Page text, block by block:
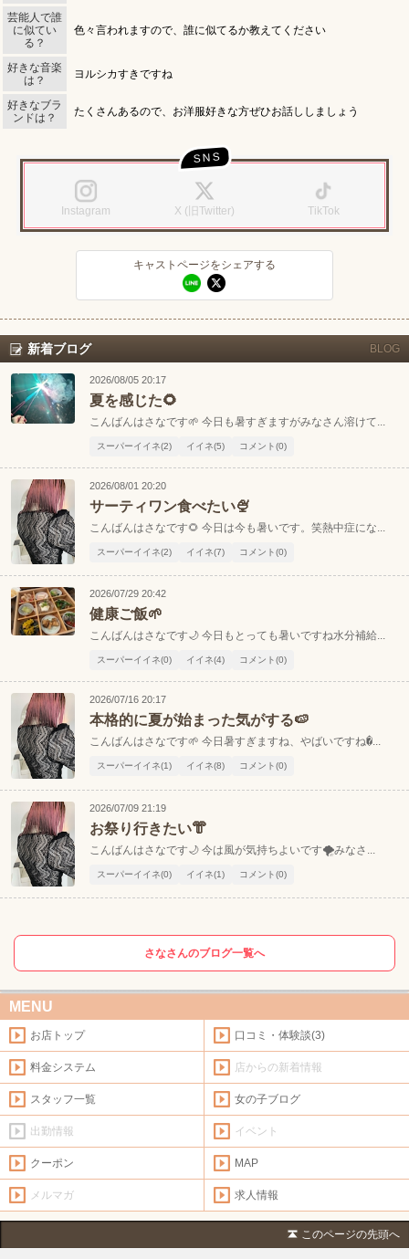
芸能人で誰
に似てい
る？
色々言われますので、誰に似てるか教えてください
好きな音楽
は？
ヨルシカすきですね
好きなブラ
ンドは？
たくさんあるので、お洋服好きな方ぜひお話ししましょう
Instagram X (旧Twitter) TikTok
キャストページをシェアする
新着ブログ BLOG
2026/08/05 20:17
夏を感じた🌻
こんばんはさなです🌱 今日も暑すぎますがみなさん溶けて...
スーパーイイネ(2) イイネ(5) コメント(0)
2026/08/01 20:20
サーティワン食べたい🍨
こんばんはさなです🌻 今日は今も暑いです。笑熱中症にな...
スーパーイイネ(2) イイネ(7) コメント(0)
2026/07/29 20:42
健康ご飯🌱
こんばんはさなです🌙 今日もとっても暑いですね水分補給...
スーパーイイネ(0) イイネ(4) コメント(0)
2026/07/16 20:17
本格的に夏が始まった気がする🍉
こんばんはさなです🌱 今日暑すぎますね、やばいですね�...
スーパーイイネ(1) イイネ(8) コメント(0)
2026/07/09 21:19
お祭り行きたい👘
こんばんはさなです🌙 今は風が気持ちよいです🌪️みなさ...
スーパーイイネ(0) イイネ(1) コメント(0)
さなさんのブログ一覧へ
MENU
お店トップ 口コミ・体験談(3)
料金システム 店からの新着情報
スタッフ一覧 女の子ブログ
出勤情報 イベント
クーポン MAP
メルマガ 求人情報
このページの先頭へ
新規会員登録
中四国
沖縄